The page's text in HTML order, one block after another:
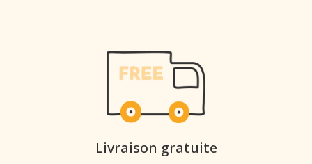
Livraison gratuite